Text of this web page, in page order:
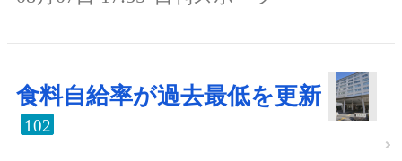
食料自給率が過去最低を更新
102